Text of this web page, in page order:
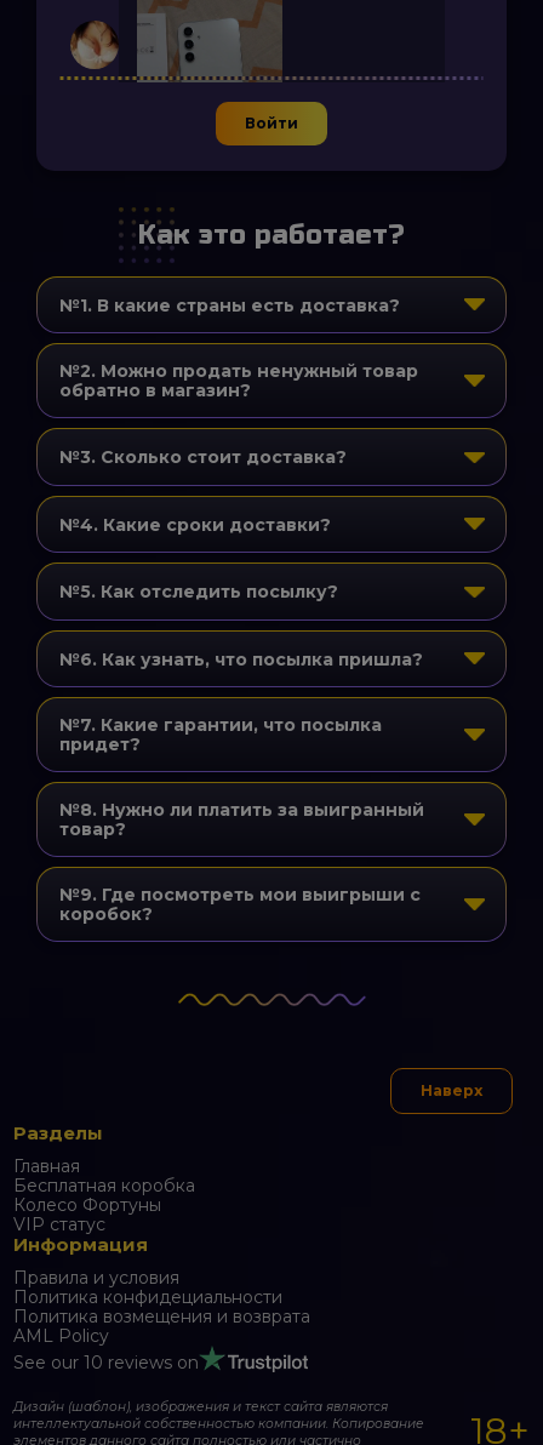
Войти
Как это работает?
№1. В какие страны есть доставка?
№2. Можно продать ненужный товар
обратно в магазин?
№3. Сколько стоит доставка?
№4. Какие сроки доставки?
№5. Как отследить посылку?
№6. Как узнать, что посылка пришла?
№7. Какие гарантии, что посылка
придет?
№8. Нужно ли платить за выигранный
товар?
№9. Где посмотреть мои выигрыши с
коробок?
Наверх
Разделы
Главная
Бесплатная коробка
Колесо Фортуны
VIP статус
Информация
Правила и условия
Политика конфидециальности
Политика возмещения и возврата
AML Policy
See our 10 reviews on
Дизайн (шаблон), изображения и текст сайта являются
интеллектуальной собственностью компании. Копирование
элементов данного сайта полностью или частично
18+